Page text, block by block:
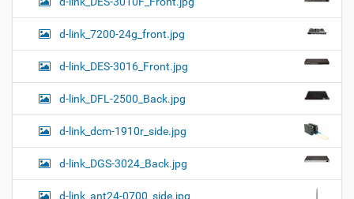
d-link_7200-24g_front.jpg
d-link_DES-3016_Front.jpg
d-link_DFL-2500_Back.jpg
d-link_dcm-1910r_side.jpg
d-link_DGS-3024_Back.jpg
d-link_ant24-0700_side.jpg